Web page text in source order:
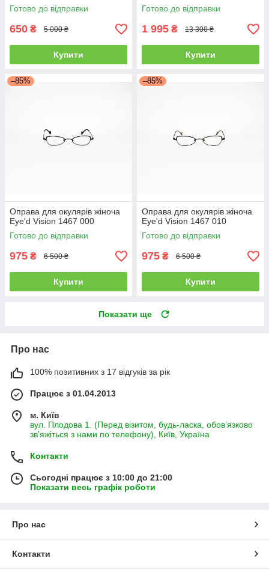
Готово до відправки
650 ₴ 5 000 ₴
Купити
Готово до відправки
1 995 ₴ 13 300 ₴
Купити
–85%
Оправа для окулярів жіноча
Eye'd Vision 1467 000
Готово до відправки
975 ₴ 6 500 ₴
Купити
–85%
Оправа для окулярів жіноча
Eye'd Vision 1467 010
Готово до відправки
975 ₴ 6 500 ₴
Купити
Показати ще
Про нас
100% позитивних з 17 відгуків за рік
Працює з 01.04.2013
м. Київ
вул. Плодова 1. (Перед візитом, будь-ласка, обов’язково
зв’яжіться з нами по телефону), Київ, Україна
Контакти
Сьогодні працює з 10:00 до 21:00
Показати весь графік роботи
Про нас
Контакти